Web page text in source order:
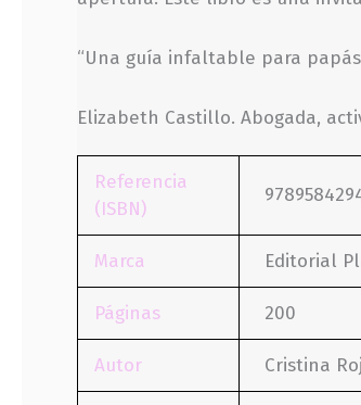
“Una guía infaltable para
Elizabeth Castillo. Abogada,
Referencia
(ISBN)
Marca Editorial
Páginas 200
Autor Cristina